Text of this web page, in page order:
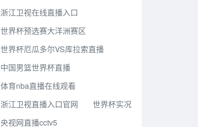
浙江卫视在线直播入口
世界杯预选赛大洋洲赛区
世界杯厄瓜多尔VS库拉索直播
中国男篮世界杯直播
体育nba直播在线观看
浙江卫视直播入口官网
世界杯实况
央视网直播cctv5